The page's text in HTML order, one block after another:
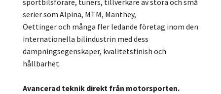
sportbilsförare, tuners, tillverkare av stora och små
serier som Alpina, MTM, Manthey,
Oettinger och många fler ledande företag inom den
internationella bilindustrin med dess
dämpningsegenskaper, kvalitetsfinish och
hållbarhet.
Avancerad teknik direkt från motorsporten.